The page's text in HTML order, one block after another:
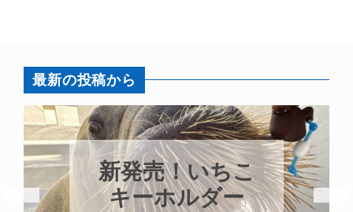
最新の投稿から
新発売！いちこ
キーホルダー